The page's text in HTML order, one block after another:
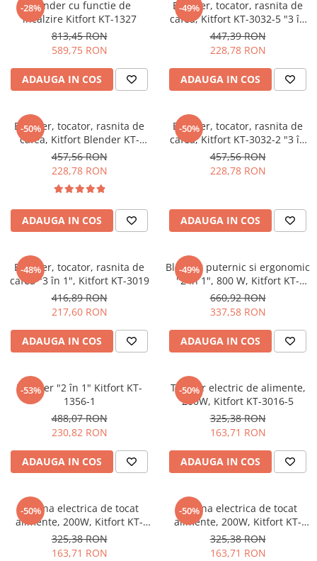
Dulap de baie cu oglindă
Dulap mic de baie
Etajeră pentru baie
Cabine de dus
Baterii termostatice
Coloane de duș cu baterie
Căzi de baie
Seturi vase wc
Vase wc
CHIUVETE STICLA
COMPACT
DISPOZITIVE DETERGENT
FORM
GALEO
INTERMEZZO
KOMBINO
LINE MAXIM
LUNO
MORE
NOX
OMNI
QUADRIX
QUADRIX COMPOZIT
RANDO
Recomandate
SENSUAL
SETURI CHIUVETA DE BUCATARIE SI
BATERIE
SITE / COSURI INOX
STRICTO
TOCATOARE
-28%
Blender cu functie de
încalzire Kitfort KT-1327
813,45 RON
589,75 RON
ADAUGA IN COS
-49%
Blender, tocator, rasnita de
cafea, Kitfort KT-3032-5 "3 în
1"
447,39 RON
228,78 RON
ADAUGA IN COS
-50%
Blender, tocator, rasnita de
cafea, Kitfort Blender KT-
3032-4 "3 în 1"
457,56 RON
228,78 RON
ADAUGA IN COS
-50%
Blender, tocator, rasnita de
cafea, Kitfort KT-3032-2 "3 în
1"
457,56 RON
228,78 RON
ADAUGA IN COS
-48%
Blender, tocator, rasnita de
cafea "3 în 1", Kitfort KT-3019
416,89 RON
217,60 RON
ADAUGA IN COS
-49%
Blender puternic si ergonomic
"2 în 1", 800 W, Kitfort KT-
1344
660,92 RON
337,58 RON
ADAUGA IN COS
-53%
Blender "2 în 1" Kitfort KT-
1356-1
488,07 RON
230,82 RON
ADAUGA IN COS
-50%
Tocator electric de alimente,
200W, Kitfort KT-3016-5
325,38 RON
163,71 RON
ADAUGA IN COS
-50%
Masina electrica de tocat
alimente, 200W, Kitfort KT-
3016-4
325,38 RON
163,71 RON
-50%
Masina electrica de tocat
alimente, 200W, Kitfort KT-
3016-3
325,38 RON
163,71 RON